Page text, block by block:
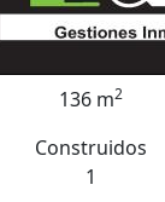
136 m2
Construidos
1